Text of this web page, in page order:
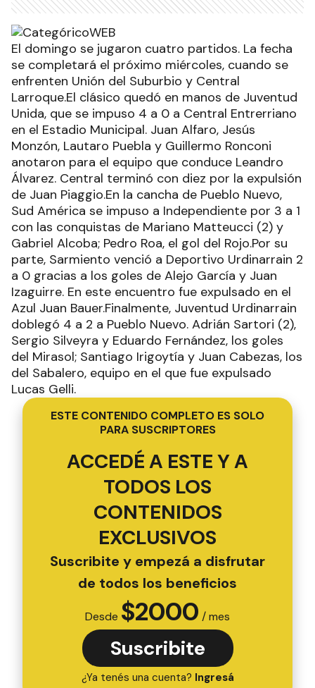
El domingo se jugaron cuatro partidos. La fecha
se completará el próximo miércoles, cuando se
enfrenten Unión del Suburbio y Central
Larroque.El clásico quedó en manos de Juventud
Unida, que se impuso 4 a 0 a Central Entrerriano
en el Estadio Municipal. Juan Alfaro, Jesús
Monzón, Lautaro Puebla y Guillermo Ronconi
anotaron para el equipo que conduce Leandro
Álvarez. Central terminó con diez por la expulsión
de Juan Piaggio.En la cancha de Pueblo Nuevo,
Sud América se impuso a Independiente por 3 a 1
con las conquistas de Mariano Matteucci (2) y
Gabriel Alcoba; Pedro Roa, el gol del Rojo.Por su
parte, Sarmiento venció a Deportivo Urdinarrain 2
a 0 gracias a los goles de Alejo García y Juan
Izaguirre. En este encuentro fue expulsado en el
Azul Juan Bauer.Finalmente, Juventud Urdinarrain
doblegó 4 a 2 a Pueblo Nuevo. Adrián Sartori (2),
Sergio Silveyra y Eduardo Fernández, los goles
del Mirasol; Santiago Irigoytía y Juan Cabezas, los
del Sabalero, equipo en el que fue expulsado
Lucas Gelli.
ESTE CONTENIDO COMPLETO ES SOLO
PARA SUSCRIPTORES
ACCEDÉ A ESTE Y A
TODOS LOS
CONTENIDOS
EXCLUSIVOS
Suscribite y empezá a disfrutar
de todos los beneficios
Desde $2000 / mes
Suscribite
¿Ya tenés una cuenta? Ingresá